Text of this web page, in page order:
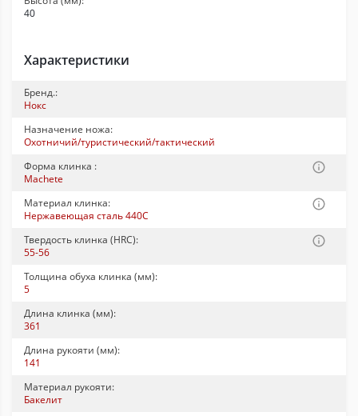
40
Характеристики
Бренд.:
Нокс
Назначение ножа:
Охотничий/туристический/тактический
Форма клинка :
Machete
Материал клинка:
Нержавеющая сталь 440C
Твердость клинка (HRC):
55-56
Толщина обуха клинка (мм):
5
Длина клинка (мм):
361
Длина рукояти (мм):
141
Материал рукояти:
Бакелит